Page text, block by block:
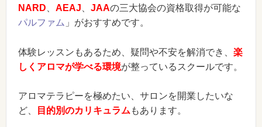
NARD
AEAJ JAAの三大協会の資格取得が可能な
パルファム 」がおすすめです。
体験レッスンもあるため、疑問や不安を解消でき、 楽
しくアロマが学べる環境が整っているスクールです。
アロマテラピーを極めたい、サロンを開業したいな
ど、
目的別のカリキュラムもあります。